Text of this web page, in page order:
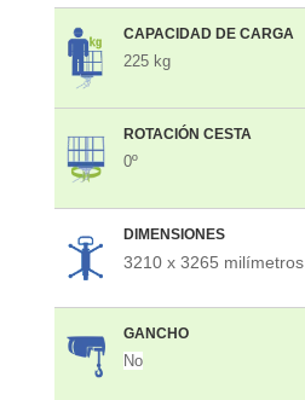
CAPACIDAD DE CARGA
225 kg
ROTACIÓN CESTA
0º
DIMENSIONES
3210 x 3265 milímetros
GANCHO
No